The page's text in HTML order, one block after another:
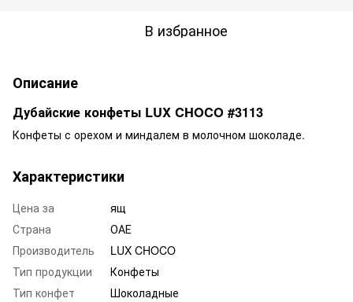
В избранное
Описание
Дубайские конфеты LUX CHOCO #3113
Конфеты с орехом и миндалем в молочном шоколаде.
Характеристики
Цена за
ящ
Страна
ОАЕ
Производитель
LUX CHOCO
Тип продукции
Конфеты
Тип конфет
Шоколадные